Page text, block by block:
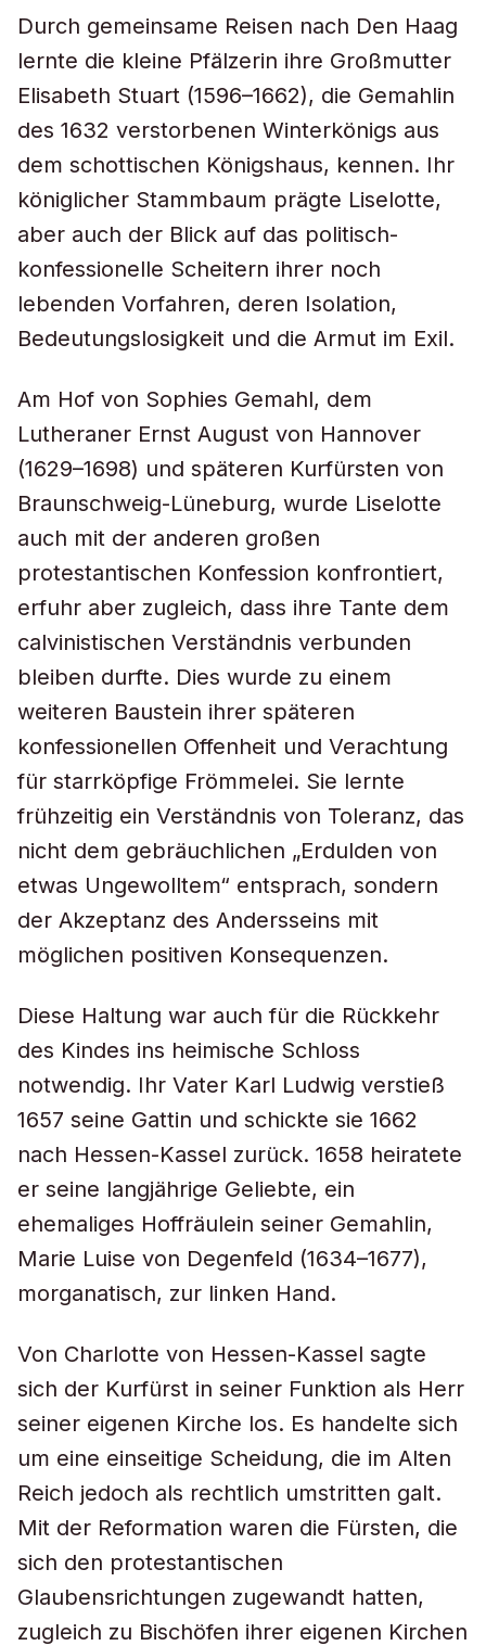
Durch gemeinsame Reisen nach Den Haag
lernte die kleine Pfälzerin ihre Großmutter
Elisabeth Stuart (1596–1662), die Gemahlin
des 1632 verstorbenen Winterkönigs aus
dem schottischen Königshaus, kennen. Ihr
königlicher Stammbaum prägte Liselotte,
aber auch der Blick auf das politisch-
konfessionelle Scheitern ihrer noch
lebenden Vorfahren, deren Isolation,
Bedeutungslosigkeit und die Armut im Exil.
Am Hof von Sophies Gemahl, dem
Lutheraner Ernst August von Hannover
(1629–1698) und späteren Kurfürsten von
Braunschweig-Lüneburg, wurde Liselotte
auch mit der anderen großen
protestantischen Konfession konfrontiert,
erfuhr aber zugleich, dass ihre Tante dem
calvinistischen Verständnis verbunden
bleiben durfte. Dies wurde zu einem
weiteren Baustein ihrer späteren
konfessionellen Offenheit und Verachtung
für starrköpfige Frömmelei. Sie lernte
frühzeitig ein Verständnis von Toleranz, das
nicht dem gebräuchlichen „Erdulden von
etwas Ungewolltem“ entsprach, sondern
der Akzeptanz des Andersseins mit
möglichen positiven Konsequenzen.
Diese Haltung war auch für die Rückkehr
des Kindes ins heimische Schloss
notwendig. Ihr Vater Karl Ludwig verstieß
1657 seine Gattin und schickte sie 1662
nach Hessen-Kassel zurück. 1658 heiratete
er seine langjährige Geliebte, ein
ehemaliges Hoffräulein seiner Gemahlin,
Marie Luise von Degenfeld (1634–1677),
morganatisch, zur linken Hand.
Von Charlotte von Hessen-Kassel sagte
sich der Kurfürst in seiner Funktion als Herr
seiner eigenen Kirche los. Es handelte sich
um eine einseitige Scheidung, die im Alten
Reich jedoch als rechtlich umstritten galt.
Mit der Reformation waren die Fürsten, die
sich den protestantischen
Glaubensrichtungen zugewandt hatten,
zugleich zu Bischöfen ihrer eigenen Kirchen